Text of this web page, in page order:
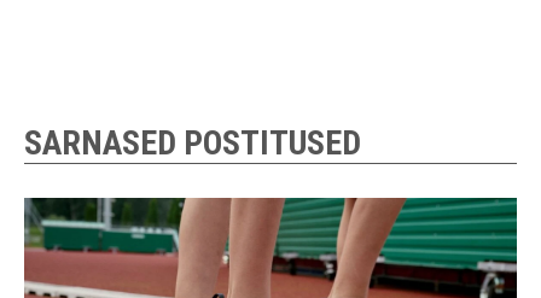
SARNASED POSTITUSED